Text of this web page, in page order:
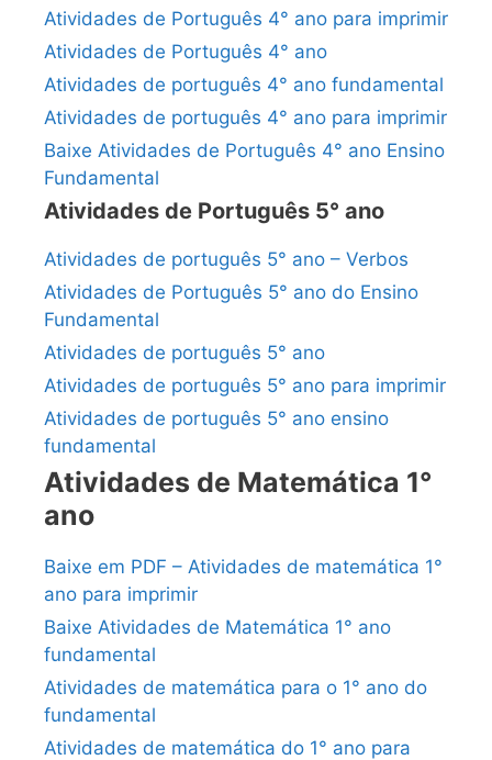
Atividades de Português 4° ano para imprimir
Atividades de Português 4° ano
Atividades de português 4° ano fundamental
Atividades de português 4° ano para imprimir
Baixe Atividades de Português 4° ano Ensino
Fundamental
Atividades de Português 5° ano
Atividades de português 5° ano – Verbos
Atividades de Português 5° ano do Ensino
Fundamental
Atividades de português 5° ano
Atividades de português 5° ano para imprimir
Atividades de português 5° ano ensino
fundamental
Atividades de Matemática 1°
ano
Baixe em PDF – Atividades de matemática 1°
ano para imprimir
Baixe Atividades de Matemática 1° ano
fundamental
Atividades de matemática para o 1° ano do
fundamental
Atividades de matemática do 1° ano para